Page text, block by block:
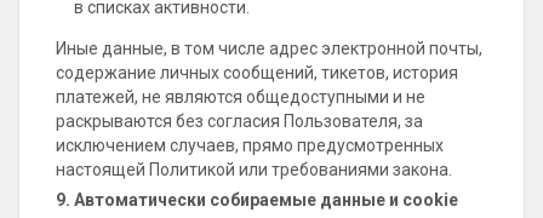
в списках активности.
Иные данные, в том числе адрес электронной почты,
содержание личных сообщений, тикетов, история
платежей, не являются общедоступными и не
раскрываются без согласия Пользователя, за
исключением случаев, прямо предусмотренных
настоящей Политикой или требованиями закона.
9. Автоматически собираемые данные и cookie